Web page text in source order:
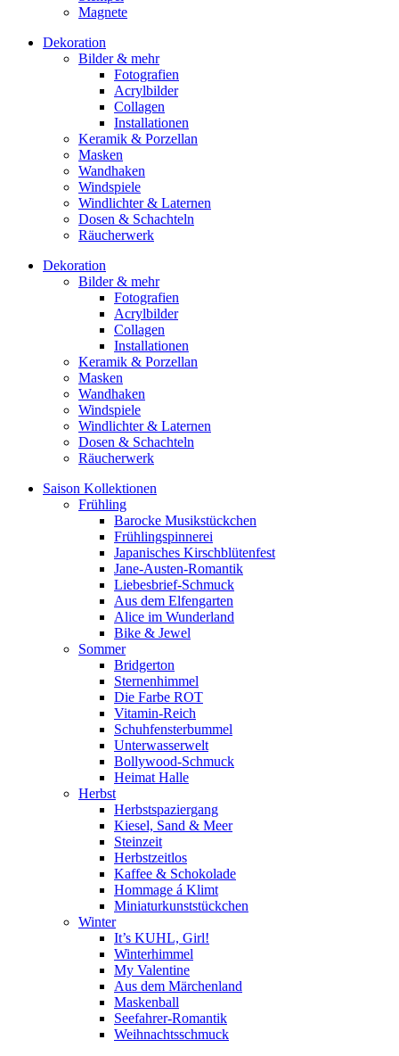
Magnete
Dekoration
Bilder & mehr
Fotografien
Acrylbilder
Collagen
Installationen
Keramik & Porzellan
Masken
Wandhaken
Windspiele
Windlichter & Laternen
Dosen & Schachteln
Räucherwerk
Dekoration
Bilder & mehr
Fotografien
Acrylbilder
Collagen
Installationen
Keramik & Porzellan
Masken
Wandhaken
Windspiele
Windlichter & Laternen
Dosen & Schachteln
Räucherwerk
Saison Kollektionen
Frühling
Barocke Musikstückchen
Frühlingspinnerei
Japanisches Kirschblütenfest
Jane-Austen-Romantik
Liebesbrief-Schmuck
Aus dem Elfengarten
Alice im Wunderland
Bike & Jewel
Sommer
Bridgerton
Sternenhimmel
Die Farbe ROT
Vitamin-Reich
Schuhfensterbummel
Unterwasserwelt
Bollywood-Schmuck
Heimat Halle
Herbst
Herbstspaziergang
Kiesel, Sand & Meer
Steinzeit
Herbstzeitlos
Kaffee & Schokolade
Hommage á Klimt
Miniaturkunststückchen
Winter
It’s KUHL, Girl!
Winterhimmel
My Valentine
Aus dem Märchenland
Maskenball
Seefahrer-Romantik
Weihnachtsschmuck